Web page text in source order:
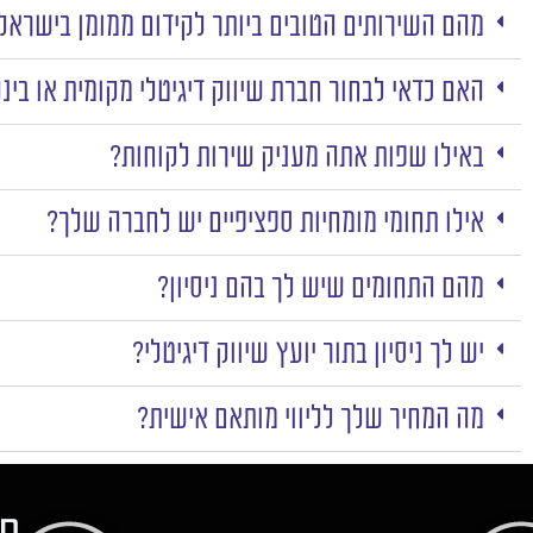
מהם השירותים הטובים ביותר לקידום ממומן
האם כדאי לבחור חברת שיווק דיגיטלי מקומית או
באילו שפות אתה מעניק שירות לקוחות?
אילו תחומי מומחיות ספציפיים יש לחברה שלך?
מהם התחומים שיש לך בהם ניסיון?
יש לך ניסיון בתור יועץ שיווק דיגיטלי?
מה המחיר שלך לליווי מותאם אישית?